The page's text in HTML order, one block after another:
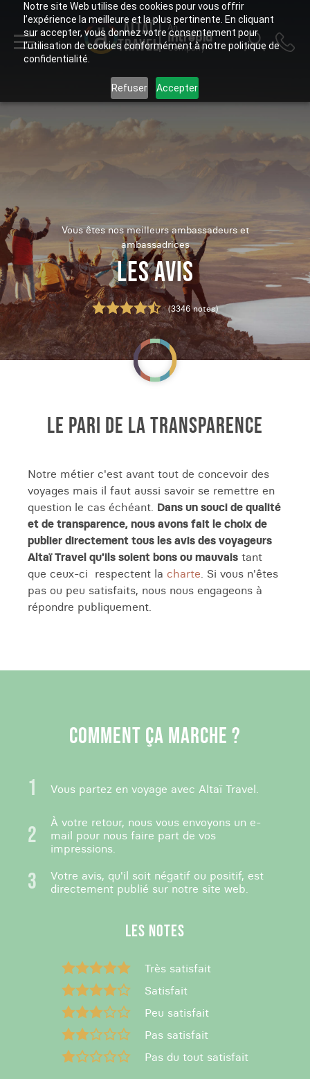
Notre site Web utilise des cookies pour vous offrir
l’expérience la meilleure et la plus pertinente. En cliquant
sur accepter, vous donnez votre consentement pour
l’utilisation de cookies conformément à notre politique de
confidentialité.
Refuser Accepter
ALTAÏ
TRAVEL
An
Intrepid
Company
Vous êtes nos meilleurs ambassadeurs et
ambassadrices
LES AVIS
(3346 notes)
LE PARI DE LA TRANSPARENCE
Notre métier c'est avant tout de concevoir des
voyages mais il faut aussi savoir se remettre en
question le cas échéant. Dans un souci de qualité
et de transparence, nous avons fait le choix de
publier directement tous les avis des voyageurs
Altaï Travel qu'ils soient bons ou mauvais tant
que ceux-ci respectent la charte. Si vous n'êtes
pas ou peu satisfaits, nous nous engageons à
répondre publiquement.
COMMENT ÇA MARCHE ?
Vous partez en voyage avec Altaï Travel.
À votre retour, nous vous envoyons un e-
mail pour nous faire part de vos
impressions.
Votre avis, qu'il soit négatif ou positif, est
directement publié sur notre site web.
LES NOTES
Très satisfait
Satisfait
Peu satisfait
Pas satisfait
Pas du tout satisfait